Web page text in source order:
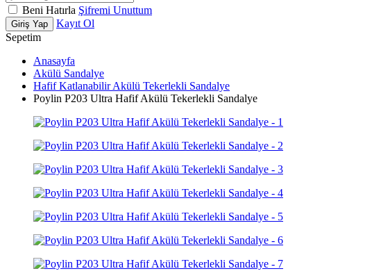
Beni Hatırla Şifremi Unuttum
Giriş Yap
Kayıt Ol
Sepetim
Anasayfa
Akülü Sandalye
Hafif Katlanabilir Akülü Tekerlekli Sandalye
Poylin P203 Ultra Hafif Akülü Tekerlekli Sandalye